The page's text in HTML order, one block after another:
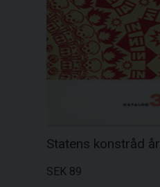
Statens konstråd
SEK 89